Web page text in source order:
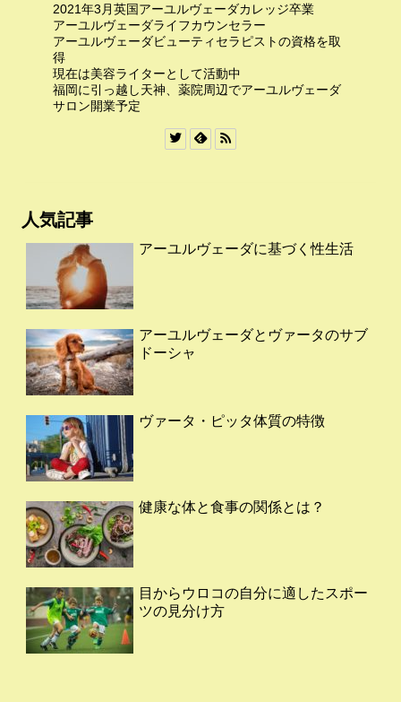
2021年3月英国アーユルヴェーダカレッジ卒業
アーユルヴェーダライフカウンセラー
アーユルヴェーダビューティセラピストの資格を取
得
現在は美容ライターとして活動中
福岡に引っ越し天神、薬院周辺でアーユルヴェーダ
サロン開業予定
人気記事
アーユルヴェーダに基づく性生活
アーユルヴェーダとヴァータのサブ
ドーシャ
ヴァータ・ピッタ体質の特徴
健康な体と食事の関係とは？
目からウロコの自分に適したスポー
ツの見分け方